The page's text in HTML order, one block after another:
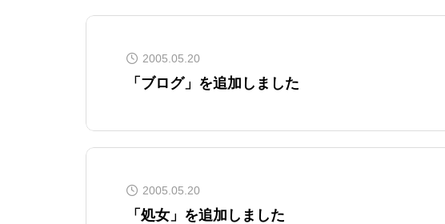
2005.05.20
「ブログ」を追加しました
2005.05.20
「処女」を追加しました